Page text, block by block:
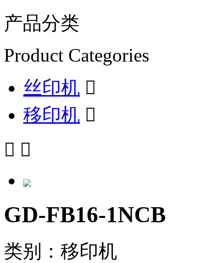
产品分类
Product Categories
丝印机 
移印机 
 
GD-FB16-1NCB
类别：移印机